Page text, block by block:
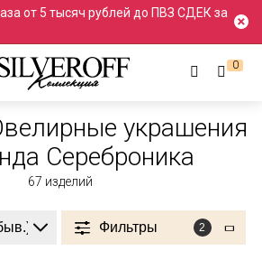
от 5 тысяч рублей до ПВЗ СДЕК за
0
Большие Большие
украшения
Сереброника
67 изделий
Фильтры 2